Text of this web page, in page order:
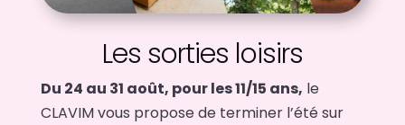
Les sorties loisirs
Du 24 au 31 août, pour les 11/15 ans, le
CLAVIM vous propose de terminer l’été sur